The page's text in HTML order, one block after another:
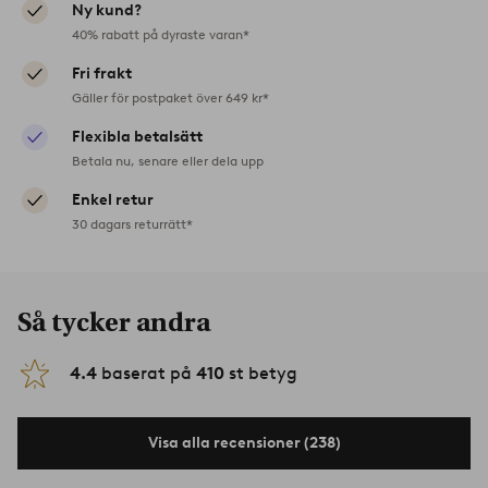
Ny kund?
40% rabatt på dyraste varan*
Fri frakt
Gäller för postpaket över 649 kr*
Flexibla betalsätt
Betala nu, senare eller dela upp
Enkel retur
30 dagars returrätt*
Så tycker andra
4.4 baserat på 410 st betyg
Visa alla recensioner (238)